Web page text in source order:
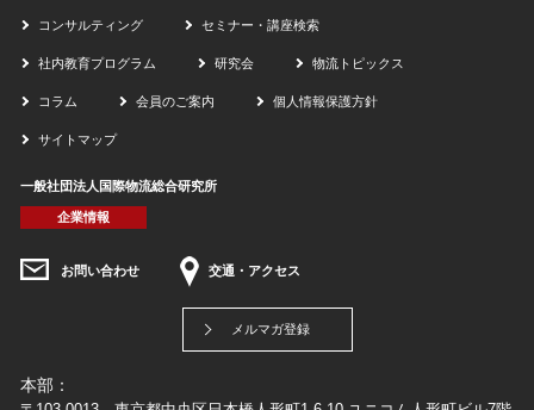
コンサルティング セミナー・講座検索
社内教育プログラム 研究会 物流トピックス
コラム 会員のご案内 個人情報保護方針
サイトマップ
一般社団法人国際物流総合研究所
企業情報
お問い合わせ 交通・アクセス
メルマガ登録
本部：